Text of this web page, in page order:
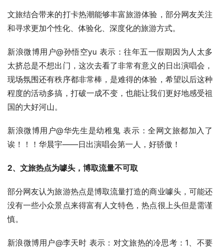
文旅结合带来的打卡热潮能够丰富旅游体验，部分网友关注
和寻求更加个性化、体验化、深度化的旅游方式。
新浪微博用户@孙悟空yu 表示：往年五一假期因为人太多
太挤总是不想出门，这次去看了非常有意义的日出演唱会，
现场氛围还有秩序都非常棒，是难得的体验，希望以后这种
程度的活动多搞，打破一成不变，也能让我们更好地感受祖
国的大好河山。
新浪微博用户@华先生是幼稚鬼 表示：全网文旅都加入了
诶！！！华晨宇——日出演唱会第一人，好骄傲！
2、文旅热点为噱头，博取流量不可取
部分网友认为旅游热点是博取流量打造的商业噱头，可能还
没有一些小众景点来得富有人文特色，热点很上头但是需谨
慎。
新浪微博用户@李天时 表示：对文旅热的冷思考：1、不要